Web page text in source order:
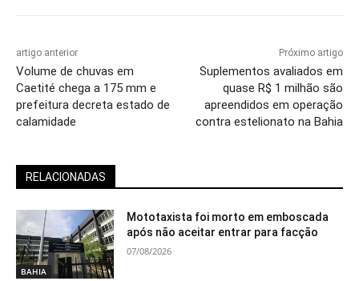
artigo anterior
Volume de chuvas em
Caetité chega a 175 mm e
prefeitura decreta estado de
calamidade
Próximo artigo
Suplementos avaliados em
quase R$ 1 milhão são
apreendidos em operação
contra estelionato na Bahia
RELACIONADAS
BAHIA
Mototaxista foi morto em emboscada
após não aceitar entrar para facção
07/08/2026